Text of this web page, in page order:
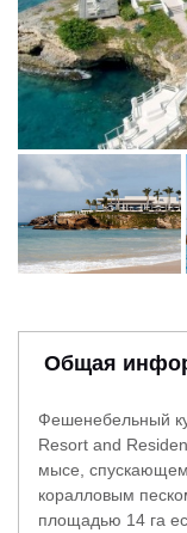
Общая
Фешенебельный
Resort and
мысе,
коралловым
площадью 14 га